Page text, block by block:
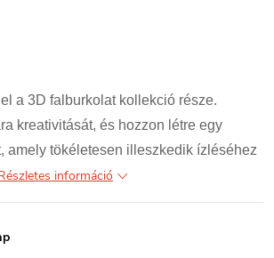
a 3D falburkolat kollekció része.
kreativitását, és hozzon létre egy
amely tökéletesen illeszkedik ízléséhez
információ